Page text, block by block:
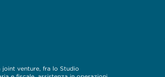
joint venture, fra lo Studio